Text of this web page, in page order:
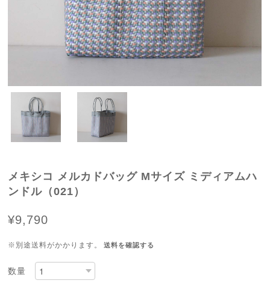
メキシコ メルカドバッグ Mサイズ ミディアムハ
ンドル（021）
¥9,790
※別途送料がかかります。 送料を確認する
数量